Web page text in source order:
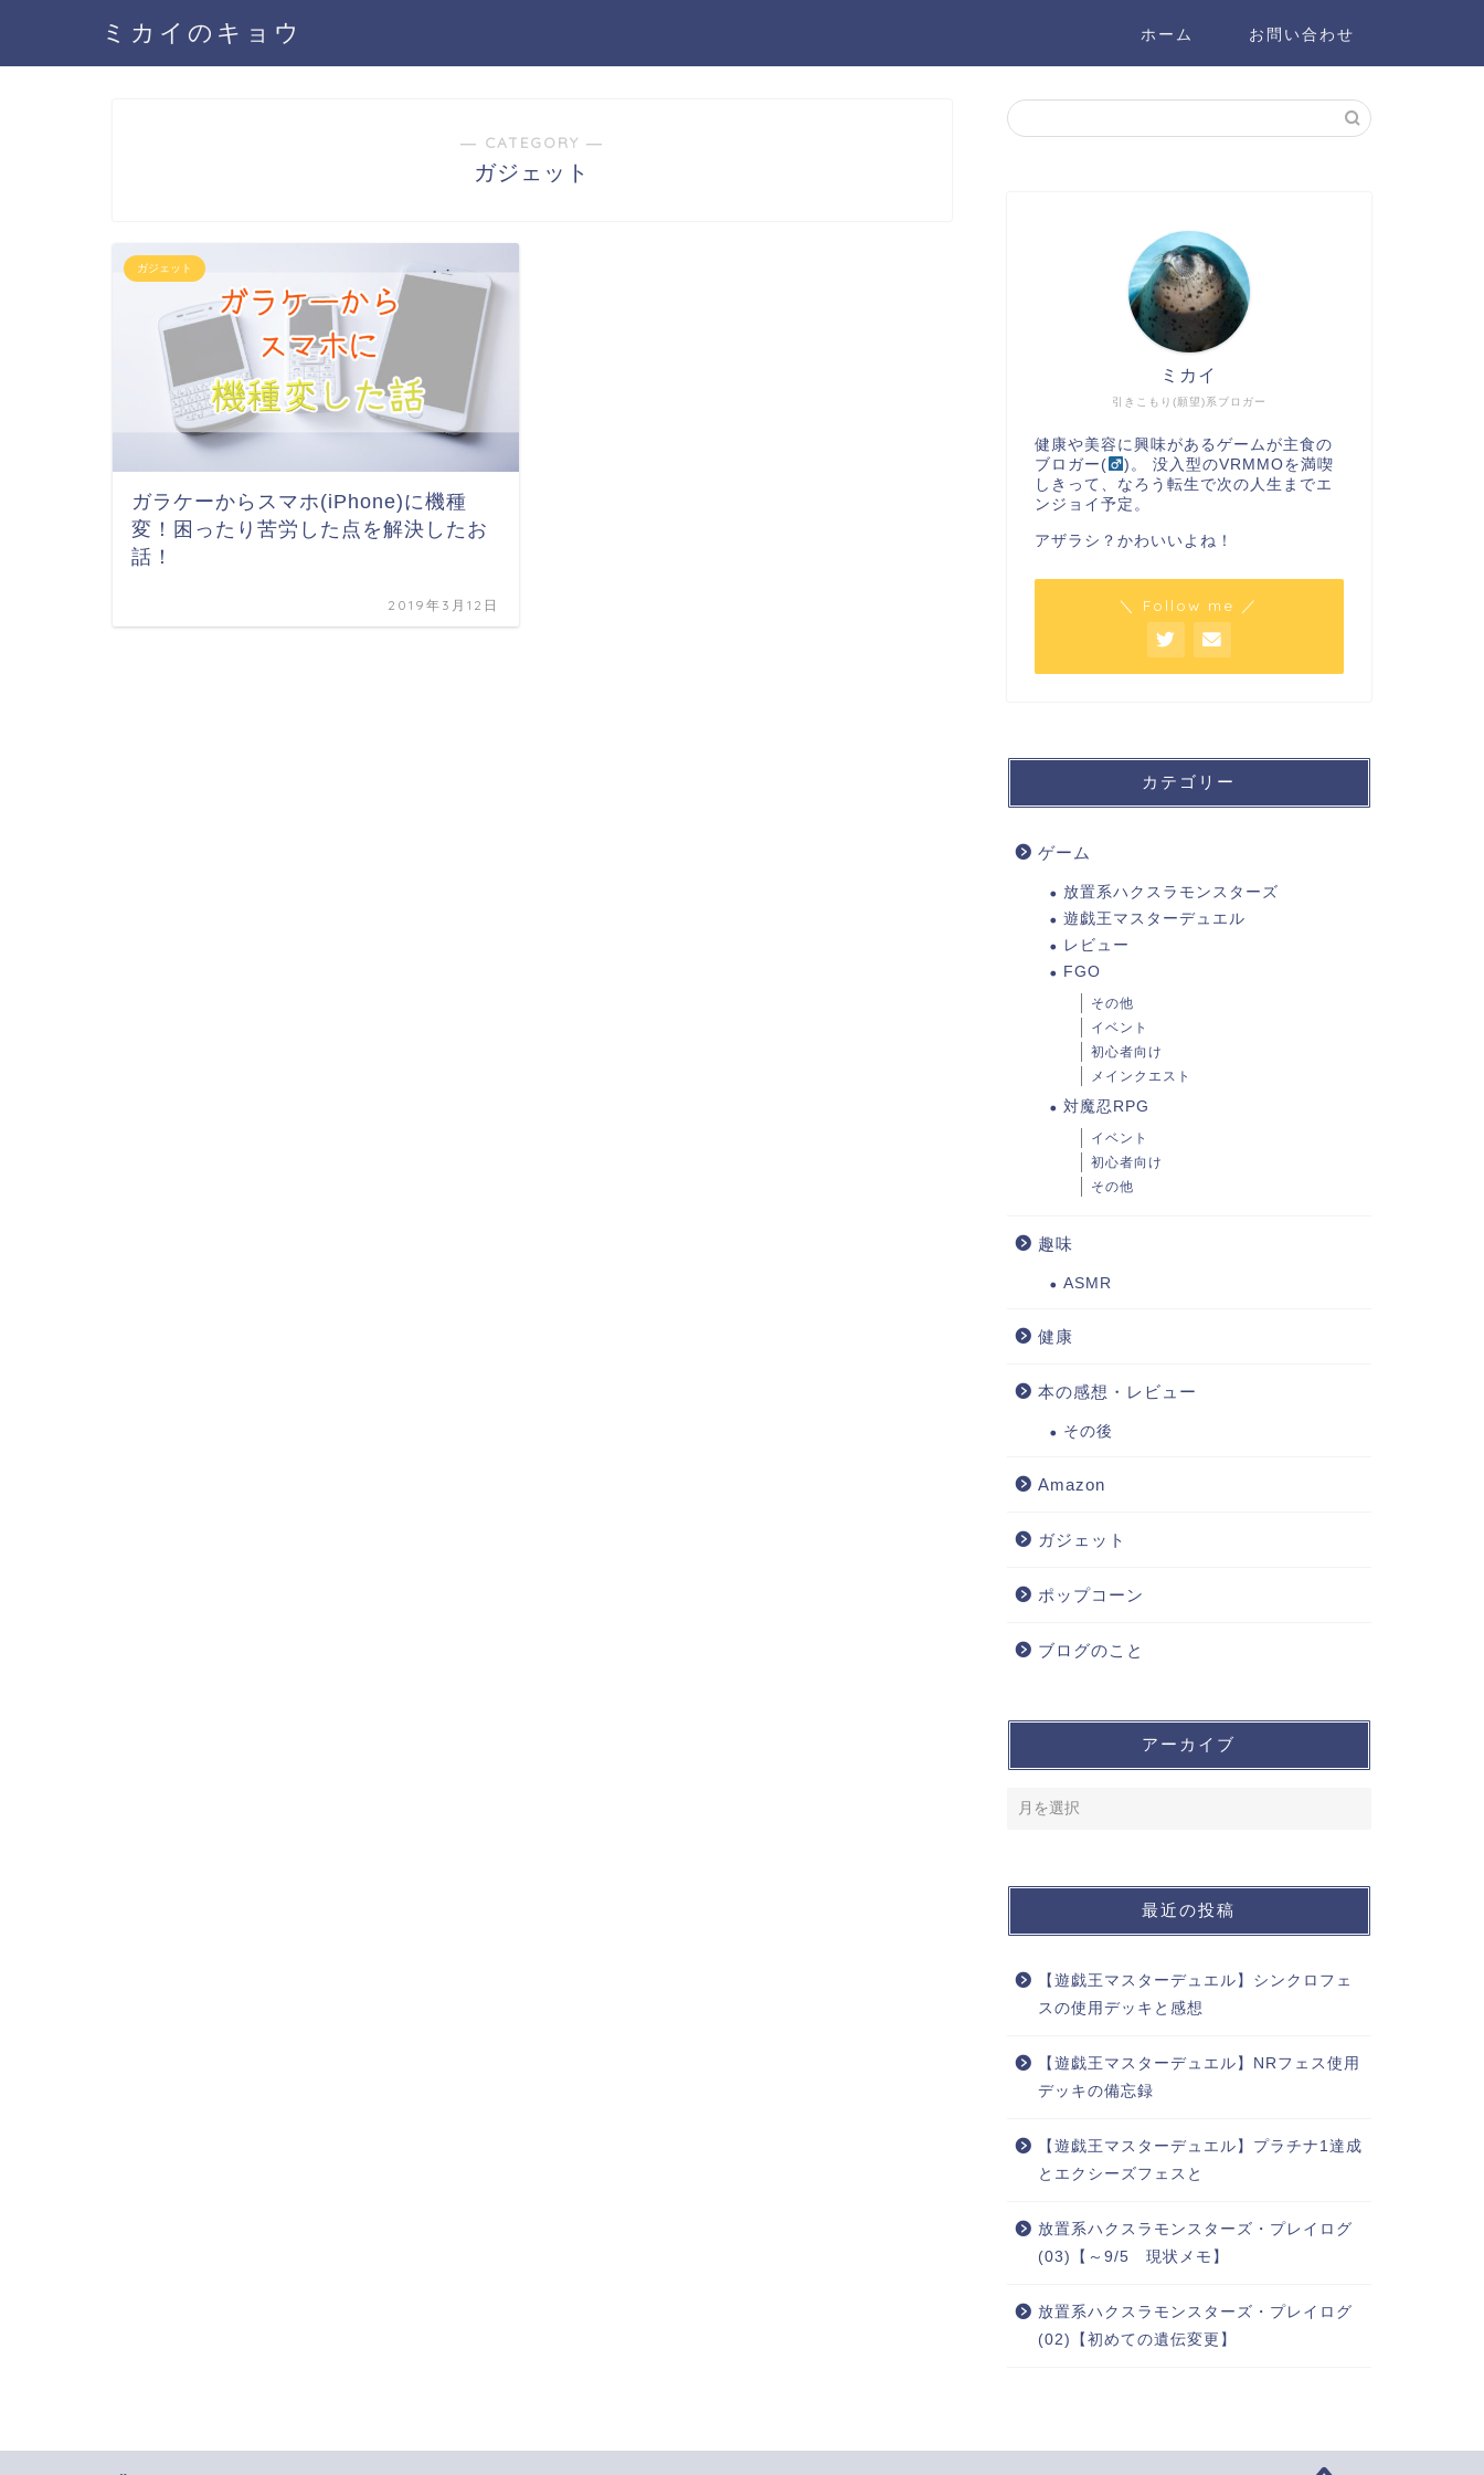
ミカイのキョウ ホーム お問い合わせ
― CATEGORY ―
ガジェット
ガジェット
ガラケーからスマホ(iPhone)に機種
変！困ったり苦労した点を解決したお
話！
2019年3月12日
引きこもり(願望)系ブロガー
ミカイ
健康や美容に興味があるゲームが主食の
ブロガー(
)。 没入型のVRMMOを満喫
しきって、なろう転生で次の人生までエ
ンジョイ予定。
アザラシ？かわいいよね！
＼ Follow me ／
カテゴリー
ゲーム
放置系ハクスラモンスターズ
遊戯王マスターデュエル
レビュー
FGO
その他
イベント
初心者向け
メインクエスト
対魔忍RPG
イベント
初心者向け
その他
趣味
ASMR
健康
本の感想・レビュー
その後
Amazon
ガジェット
ポップコーン
ブログのこと
アーカイブ
最近の投稿
【遊戯王マスターデュエル】シンクロフェ
スの使用デッキと感想
【遊戯王マスターデュエル】NRフェス使用
デッキの備忘録
【遊戯王マスターデュエル】プラチナ1達成
とエクシーズフェスと
放置系ハクスラモンスターズ・プレイログ
(03)【～9/5 現状メモ】
放置系ハクスラモンスターズ・プレイログ
(02)【初めての遺伝変更】